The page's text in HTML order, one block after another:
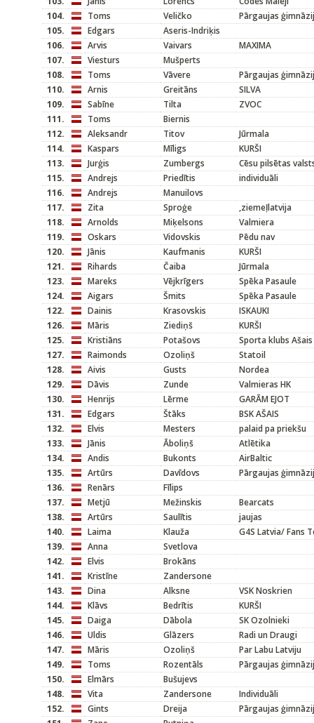
104.
Toms Veličko
Pārgaujas
105.
Edgars
Aseris-Indriķis
106.
Arvis Vaivars
MAXIMA
107.
Viesturs
Mušperts
108.
Toms Vāvere
Pārgaujas
110.
Arnis Greitāns
SILVA
109.
Sabīne Tilta
ZVOC
111.
Toms
Biernis
112.
Aleksandr Titov
Jūrmala
114.
Kaspars Mīligs
KURŠI
113.
Jurģis Zumbergs
Cēsu pilsētas
115.
Andrejs Priedītis
individuāli
116.
Andrejs
Manuilovs
117.
Zita Sproģe
,ziemeļlatvija
118.
Arnolds Miķelsons
Valmiera
119.
Oskars Vidovskis
Pēdu nav
120.
Jānis Kaufmanis
KURŠI
121.
Rihards Čaiba
Jūrmala
123.
Mareks Vējkrīgers
Spēka Pasaule
124.
Aigars Šmits
Spēka Pasaule
122.
Dainis Krasovskis
ISKAUKI
126.
Māris Ziediņš
KURŠI
125.
Kristiāns Potašovs
Sporta klubs Ašais
127.
Raimonds Ozoliņš
Statoil
128.
Aivis Gusts
Nordea
129.
Dāvis Zunde
Valmieras HK
130.
Henrijs Lērme
GARĀM EJOT
131.
Edgars Štāks
BSK AŠAIS
132.
Elvis Mesters
palaid pa priekšu
133.
Jānis Āboliņš
Atlētika
134.
Andis Bukonts
AirBaltic
135.
Artūrs Davīdovs
Pārgaujas
136.
Renārs
Fīlips
137.
Metjū Mežinskis
Bearcats
138.
Artūrs Saulītis
jaujas
140.
Laima Klauža
G4S Latvia/ Fans
139.
Anna
Svetlova
142.
Elvis
Brokāns
141.
Kristīne
Zandersone
143.
Dina Alksne
VSK Noskrien
144.
Klāvs Bedrītis
KURŠI
145.
Daiga Dābola
SK Ozolnieki
146.
Uldis Glāzers
Radi un Draugi
147.
Māris Ozoliņš
Par Labu Latviju
149.
Toms Rozentāls
Pārgaujas
150.
Elmārs
Bušujevs
148.
Vita Zandersone
Individuāli
152.
Gints Dreija
Pārgaujas